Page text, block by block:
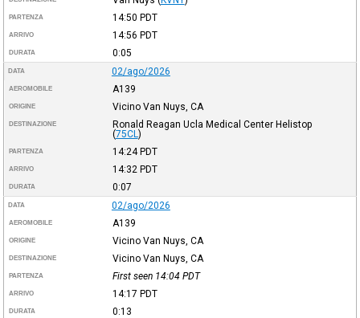
PARTENZA 14:50 PDT
ARRIVO 14:56 PDT
DURATA 0:05
DATA 02/ago/2026
AEROMOBILE A139
ORIGINE Vicino Van Nuys, CA
DESTINAZIONE
Ronald Reagan Ucla Medical Center Helistop
(75CL )
PARTENZA 14:24PDT
ARRIVO 14:32 PDT
DURATA 0:07
DATA 02/ago/2026
AEROMOBILE A139
ORIGINE Vicino Van Nuys, CA
DESTINAZIONE Vicino Van Nuys, CA
PARTENZA First seen 14:04 PDT
ARRIVO 14:17 PDT
DURATA 0:13